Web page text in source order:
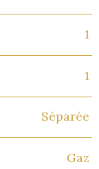
1
1
Séparée
Gaz